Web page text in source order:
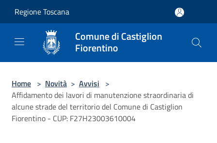
Regione Toscana
Comune di Castiglion
Fiorentino
Home > Novità > Avvisi >
Affidamento dei lavori di manutenzione straordinaria di
alcune strade del territorio del Comune di Castiglion
Fiorentino - CUP: F27H23003610004